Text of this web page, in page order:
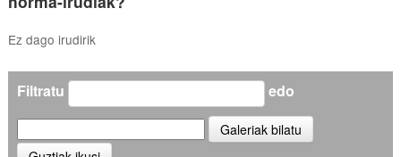
Bertsoa.eus (TB)
Ikasgela
Ez dago irudirik
Filtratu edo